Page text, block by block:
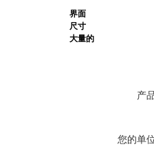
界面
尺寸
大量的
产
您的单